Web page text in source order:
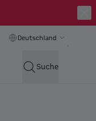
Deutschland
Suche